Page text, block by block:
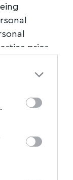
prior
personal
by us to
it to
Βόλου, με
Βόλου,
ο
λύσεις
για την
12μ.μ. στα